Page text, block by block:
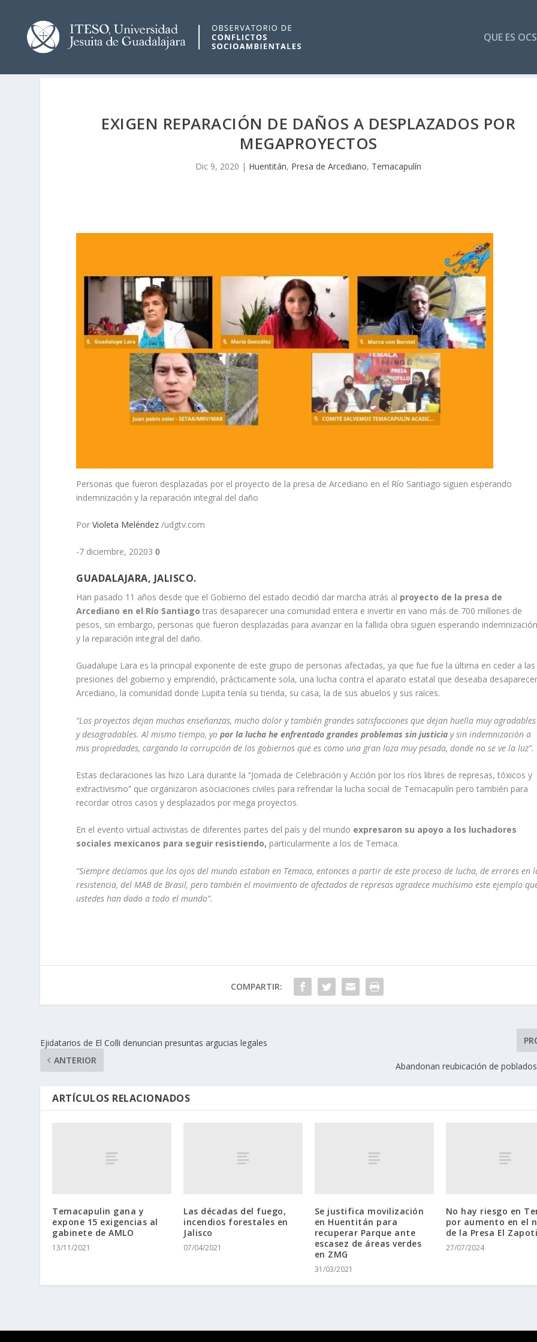
QUE ES
EXIGEN REPARACIÓN DE DAÑOS A DESPLAZADOS POR
MEGAPROYECTOS
Dic 9, 2020 | Huentitán, Presa de Arcediano, Temacapulín
Personas que fueron desplazadas por el proyecto de la presa de Arcediano en el Río Santiago siguen esperando
indemnización y la reparación integral del daño
PorVioleta Meléndez /udgtv.com
-7 diciembre, 202030
GUADALAJARA, JALISCO.
Han pasado 11 años desde que el Gobierno del estado decidió dar marcha atrás al proyecto de la presa de
Arcediano en el Río Santiago tras desaparecer una comunidad entera e invertir en vano más de 700 millones de
pesos, sin embargo, personas que fueron desplazadas para avanzar en la fallida obra siguen esperando
y la reparación integral del daño.
Guadalupe Lara es la principal exponente de este grupo de personas afectadas, ya que fue fue la última en ceder a las
presiones del gobierno y emprendió, prácticamente sola, una lucha contra el aparato estatal que deseaba
Arcediano, la comunidad donde Lupita tenía su tienda, su casa, la de sus abuelos y sus raíces.
“Los proyectos dejan muchas enseñanzas, mucho dolor y también grandes satisfacciones que dejan huella muy agradables
y desagradables. Al mismo tiempo, yo por la lucha he enfrentado grandes problemas sin justicia y sin indemnización a
mis propiedades, cargando la corrupción de los gobiernos que es como una gran loza muy pesada, donde no se ve la luz”.
Estas declaraciones las hizo Lara durante la “Jornada de Celebración y Acción por los ríos libres de represas, tóxicos y
extractivismo” que organizaron asociaciones civiles para refrendar la lucha social de Temacapulín pero también para
recordar otros casos y desplazados por mega proyectos.
En el evento virtual activistas de diferentes partes del país y del mundo expresaron su apoyo a los luchadores
sociales mexicanos para seguir resistiendo, particularmente a los de Temaca.
“Siempre decíamos que los ojos del mundo estaban en Temaca, entonces a partir de este proceso de lucha, de errores en
resistencia, del MAB de Brasil, pero también el movimiento de afectados de represas agradece muchísimo este ejemplo
ustedes han dado a todo el mundo”.
COMPARTIR:
Ejidatarios de El Colli denuncian presuntas argucias legales
ANTERIOR
Abandonan reubicación de
ARTÍCULOS RELACIONADOS
Temacapulin gana y
expone 15 exigencias al
gabinete de AMLO
13/11/2021
Las décadas del fuego,
incendios forestales en
Jalisco
07/04/2021
Se justifica movilización
en Huentitán para
recuperar Parque ante
escasez de áreas verdes
en ZMG
31/03/2021
No hay riesgo en
por aumento en el
de la Presa El
27/07/2024